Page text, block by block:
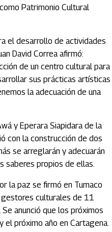
Patrimonio Cultural
el desarrollo de actividades
David Correa afirmó:
de un centro cultural para
sus prácticas artísticas
la adecuación de una
y Eperara Siapidara de la
con la construcción de dos
se arreglarán y adecuarán
saberes propios de ellas.
la paz se firmó en Tumaco
culturales de 11
anunció que los próximos
el próximo año en Cartagena.